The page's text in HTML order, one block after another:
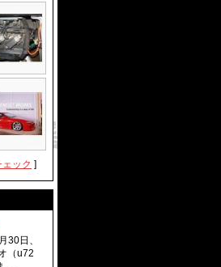
ック ]
30日、
（u72